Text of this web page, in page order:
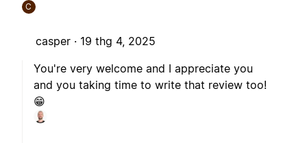
C
casper · 19 thg 4, 2025
You're very welcome and I appreciate you
and you taking time to write that review too!
😁